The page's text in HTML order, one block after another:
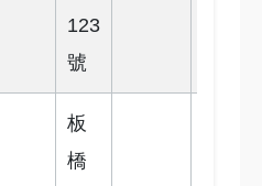
123
號
板
橋